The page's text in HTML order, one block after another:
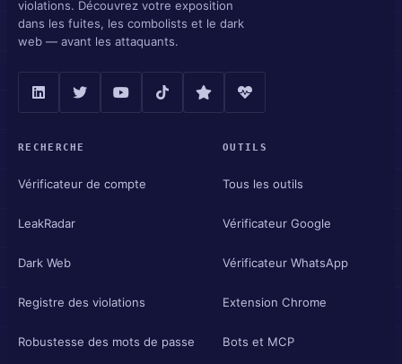
violations. Découvrez votre exposition
dans les fuites, les combolists et le dark
web — avant les attaquants.
RECHERCHE
Vérificateur de compte
LeakRadar
Dark Web
Registre des violations
Robustesse des mots de passe
OUTILS
Tous les outils
Vérificateur Google
Vérificateur WhatsApp
Extension Chrome
Bots et MCP